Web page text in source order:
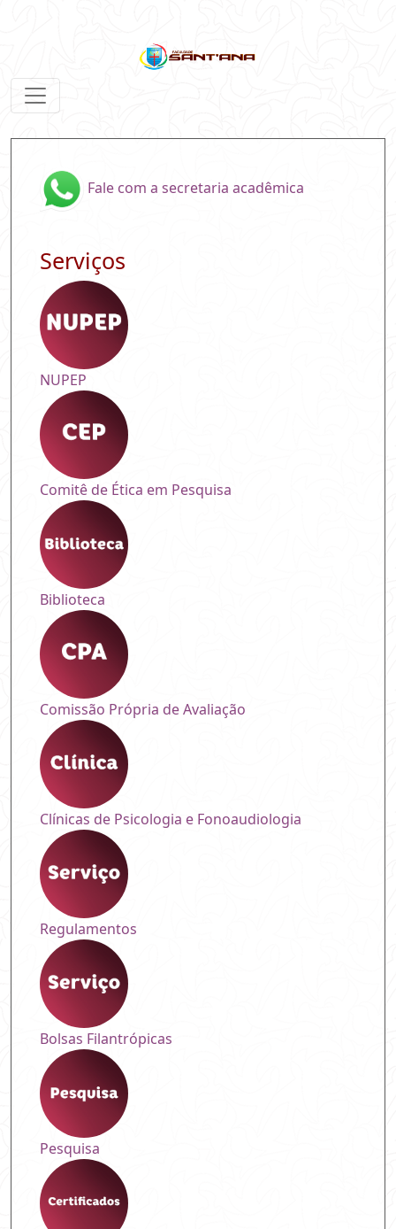
Fale com a secretaria acadêmica
Serviços
NUPEP
Comitê de Ética em Pesquisa
Biblioteca
Comissão Própria de Avaliação
Clínicas de Psicologia e Fonoaudiologia
Regulamentos
Bolsas Filantrópicas
Pesquisa